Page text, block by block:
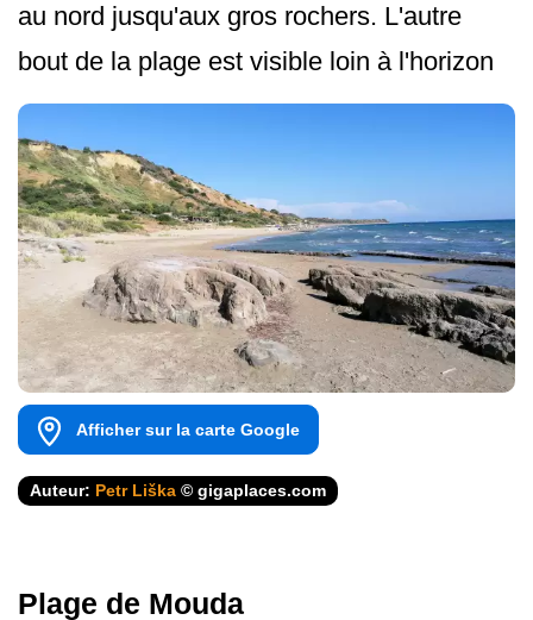
au nord jusqu'aux gros rochers. L'autre
bout de la plage est visible loin à l'horizon
Afficher sur la carte Google
Auteur: Petr Liška © gigaplaces.com
Plage de Mouda